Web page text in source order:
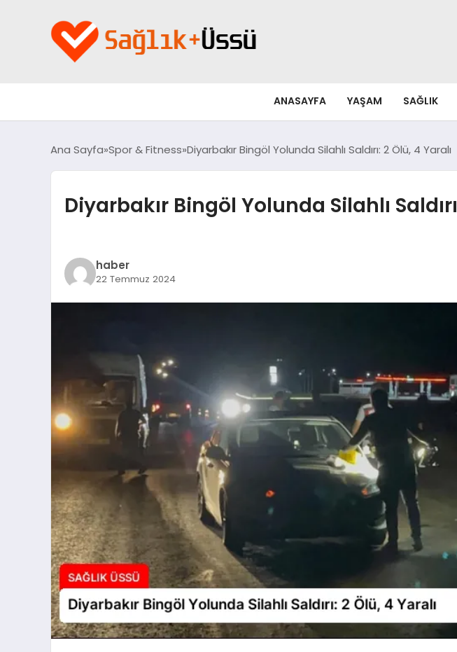
ANASAYFA YAŞAM SAĞLIK
Ana Sayfa Spor & Fitness Diyarbakır Bingöl Yolunda Silahlı Saldırı: 2 Ölü, 4 Yaralı
Diyarbakır Bingöl Yolunda Silahlı
haber
22 Temmuz 2024